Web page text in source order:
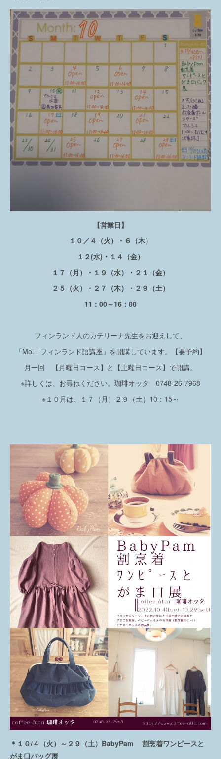
【営業日】
１０／４（火）・６（木）
１２(水)・１４（金）
１７（月）・１９（水）・２１（金）
２５（火）・２７（木）・２９（土）
11：00～16：00
フィンランド人のカテリーナ先生をお迎えして、
「Moi！フィンランド語講座」を開講しています。【要予約】
月一回 【月曜日コース】と【土曜日コース】で開講。
※詳しくは、お尋ねください。珈琲オッタ 0748-26-7968
※１０月は、１７（月）２９（土）10：15～
＊１０/４（火）～２９（土）BabyPam 割烹着ワンピースと
がま口バッグ展